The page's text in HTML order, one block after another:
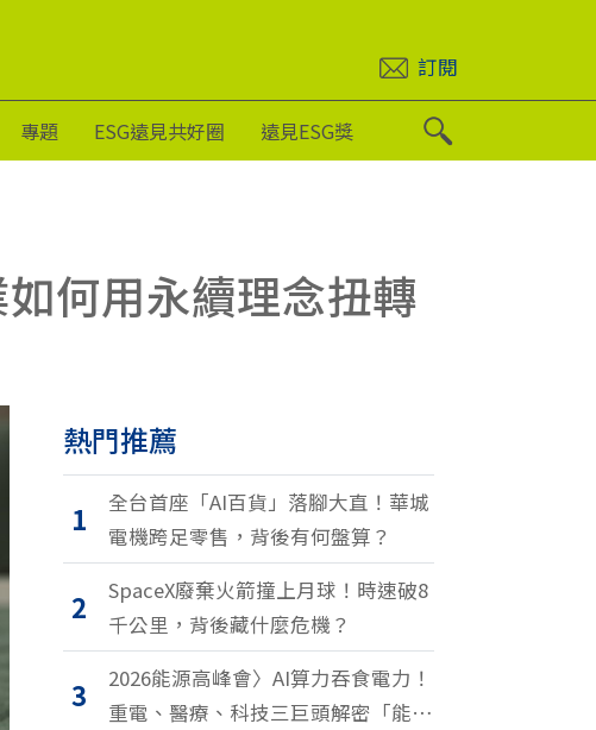
訂閱
專題 ESG遠見共好圈 遠見ESG獎
何用永續理念扭轉
熱門推薦
1
全台首座「AI百貨」落腳大直！華城
電機跨足零售，背後有何盤算？
2
SpaceX廢棄火箭撞上月球！時速破8
千公里，背後藏什麼危機？
3
2026能源高峰會〉AI算力吞食電力！
重電、醫療、科技三巨頭解密「能源